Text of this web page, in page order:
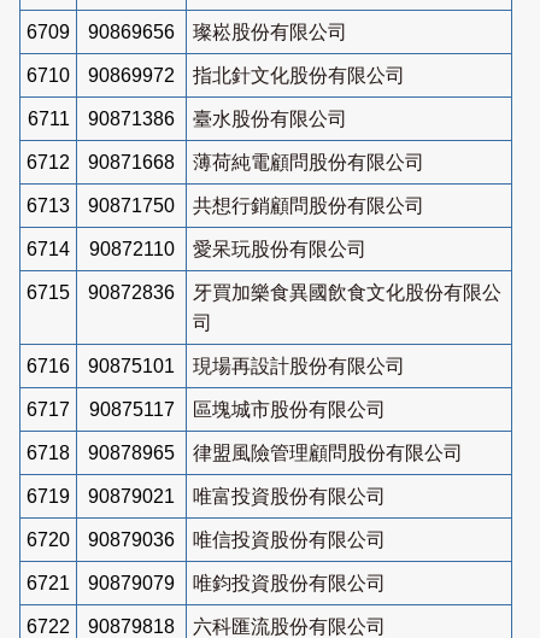
6709 90869656 璨崧股份有限公司
6710 90869972 指北針文化股份有限公司
6711 90871386 臺水股份有限公司
6712 90871668 薄荷純電顧問股份有限公司
6713 90871750 共想行銷顧問股份有限公司
6714 90872110 愛呆玩股份有限公司
6715 90872836
牙買加樂食異國飲食文化股份有限公
司
6716 90875101 現場再設計股份有限公司
6717 90875117 區塊城市股份有限公司
6718 90878965 律盟風險管理顧問股份有限公司
6719 90879021 唯富投資股份有限公司
6720 90879036 唯信投資股份有限公司
6721 90879079 唯鈞投資股份有限公司
6722 90879818 六科匯流股份有限公司